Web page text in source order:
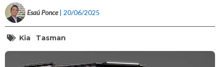
Esaú Ponce | 20/06/2025
Kia Tasman